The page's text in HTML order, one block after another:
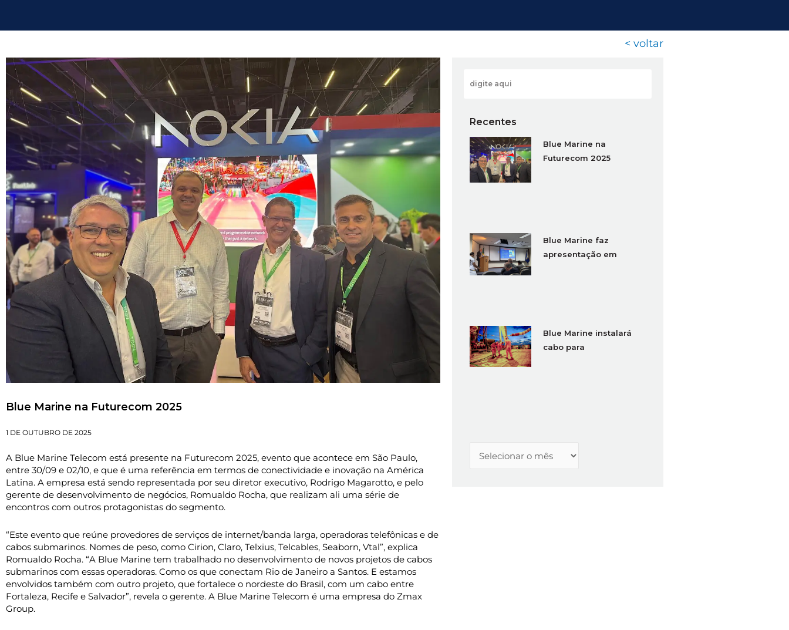
< voltar
Blue Marine na Futurecom 2025
1 DE OUTUBRO DE 2025
A Blue Marine Telecom está presente na Futurecom 2025, evento que acontece em São Paulo,
entre 30/09 e 02/10, e que é uma referência em termos de conectividade e inovação na América
Latina. A empresa está sendo representada por seu diretor executivo, Rodrigo Magarotto, e pelo
gerente de desenvolvimento de negócios, Romualdo Rocha, que realizam ali uma série de
encontros com outros protagonistas do segmento.
“Este evento que reúne provedores de serviços de internet/banda larga, operadoras telefônicas e de
cabos submarinos. Nomes de peso, como Cirion, Claro, Telxius, Telcables, Seaborn, Vtal”, explica
Romualdo Rocha. “A Blue Marine tem trabalhado no desenvolvimento de novos projetos de cabos
submarinos com essas operadoras. Como os que conectam Rio de Janeiro a Santos. E estamos
envolvidos também com outro projeto, que fortalece o nordeste do Brasil, com um cabo entre
Fortaleza, Recife e Salvador”, revela o gerente. A Blue Marine Telecom é uma empresa do Zmax
Group.
Recentes
Blue Marine na
Futurecom 2025
Blue Marine faz
apresentação em
Blue Marine instalará
cabo para